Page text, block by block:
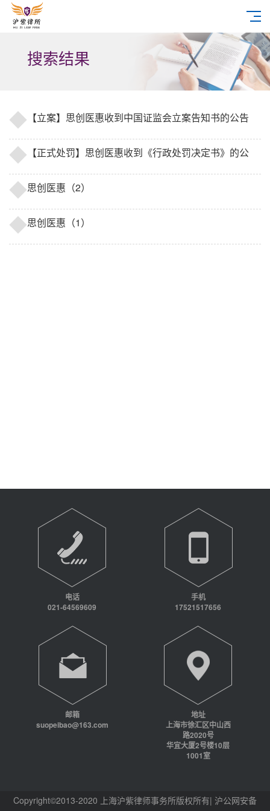
搜索结果
【立案】思创医惠收到中国证监会立案告知书的公告
（2022/10/28）
【正式处罚】思创医惠收到《行政处罚决定书》的公
告（2024/1/8）
思创医惠（2）
思创医惠（1）
电话
021-64569609
手机
17521517656
邮箱
suopeibao@163.com
地址
上海市徐汇区中山西
路2020号
华宜大厦2号楼10层
1001室
Copyright©2013-2020 上海沪紫律师事务所版权所有| 沪公网安备